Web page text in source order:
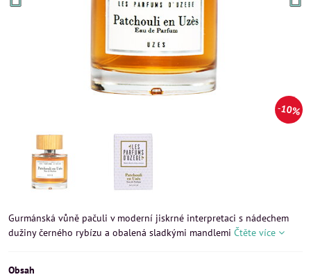
10%
Gurmánská vůně pačuli v moderní jiskrné interpretaci s nádechem
dužiny černého rybízu a obalená sladkými mandlemi Čtěte více
Obsah